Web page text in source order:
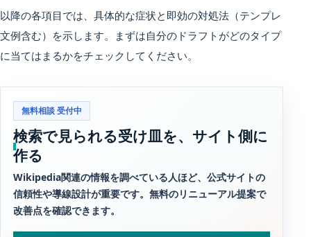
以降の各項目では、具体的な症状と即効の対処法（テンプレ
文例含む）を示します。まずは自分のドラフトがどのタイプ
に当てはまるかをチェックしてください。
無料相談 受付中
検索で見られる受け皿を、サイト側に
作る
Wikipedia関連の情報を調べている人ほど、公式サイトの
信頼性や導線設計が重要です。無料のリニューアル提案で
改善点を確認できます。